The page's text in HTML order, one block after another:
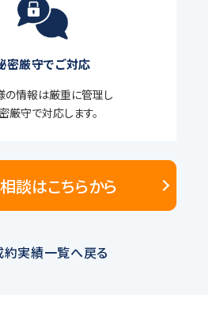
密厳守でご対応
の情報は厳重に管理し
厳守で対応します。
談はこちらから
約実績一覧へ戻る